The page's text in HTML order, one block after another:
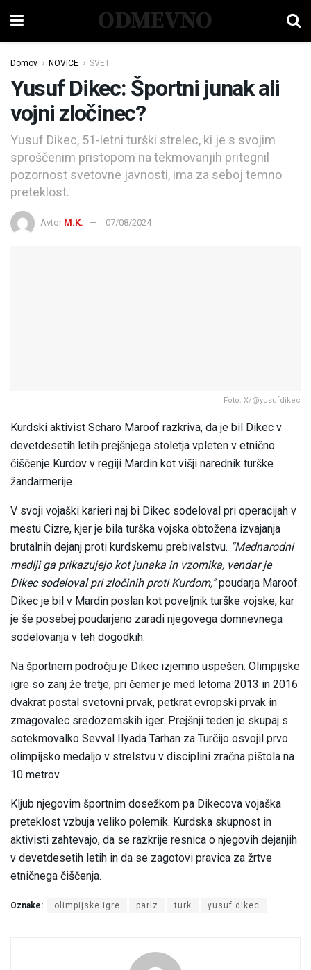
ODMEVNO
Domov NOVICE SVET
Yusuf Dikec: Športni junak ali
vojni zločinec?
Yusuf Dikec, 51-letni turški strelec, ki je s svojim
sproščenim pristopom na tekmovanjih pritegnil
pozornost svetovne javnosti, ima za seboj temno
preteklost.
Avtor M.K. 07/08/2024
Foto: X/@yusufdikec
Kurdski aktivist Scharo Maroof razkriva, da je bil Dikec v
devetdesetih letih prejšnjega stoletja vpleten v etnično
čiščenje Kurdov v regiji Mardin kot višji narednik turške
žandarmerije.
V svoji vojaški karieri naj bi Dikec sodeloval pri operacijah v
mestu Cizre, kjer je bila turška vojska obtožena izvajanja
brutalnih dejanj proti kurdskemu prebivalstvu. “Mednarodni
mediji ga prikazujejo kot junaka in vzornika, vendar je
Dikec sodeloval pri zločinih proti Kurdom,”poudarja Maroof.
Dikec je bil v Mardin poslan kot poveljnik turške vojske, kar
je še posebej poudarjeno zaradi njegovega domnevnega
sodelovanja v teh dogodkih.
Na športnem področju je Dikec izjemno uspešen. Olimpijske
igre so zanj že tretje, pri čemer je med letoma 2013 in 2016
dvakrat postal svetovni prvak, petkrat evropski prvak in
zmagovalec sredozemskih iger. Prejšnji teden je skupaj s
sotekmovalko Sevval Ilyada Tarhan za Turčijo osvojil prvo
olimpijsko medaljo v strelstvu v disciplini zračna pištola na
10 metrov.
Kljub njegovim športnim dosežkom pa Dikecova vojaška
preteklost vzbuja veliko polemik. Kurdska skupnost in
aktivisti zahtevajo, da se razkrije resnica o njegovih dejanjih
v devetdesetih letih in da se zagotovi pravica za žrtve
etničnega čiščenja.
Oznake: olimpijske igre pariz turk yusuf dikec